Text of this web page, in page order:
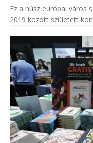
Ez a húsz európai város
2019 között született